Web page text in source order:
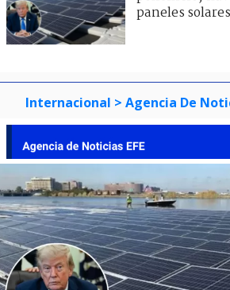
paneles
Internacional > Agencia De